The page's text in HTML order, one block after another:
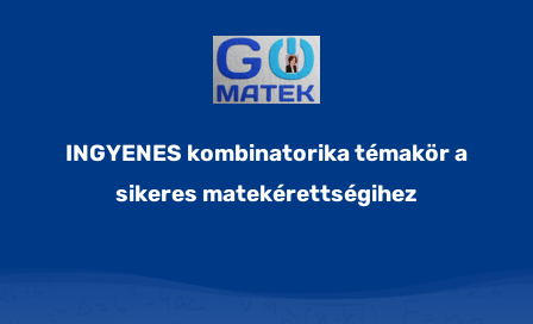
INGYENES kombinatorika témakör a
sikeres matekérettségihez